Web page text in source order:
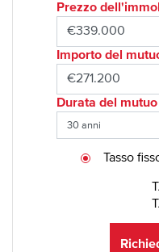
Prezzo
Importo del
Durata del mutuo
Tasso